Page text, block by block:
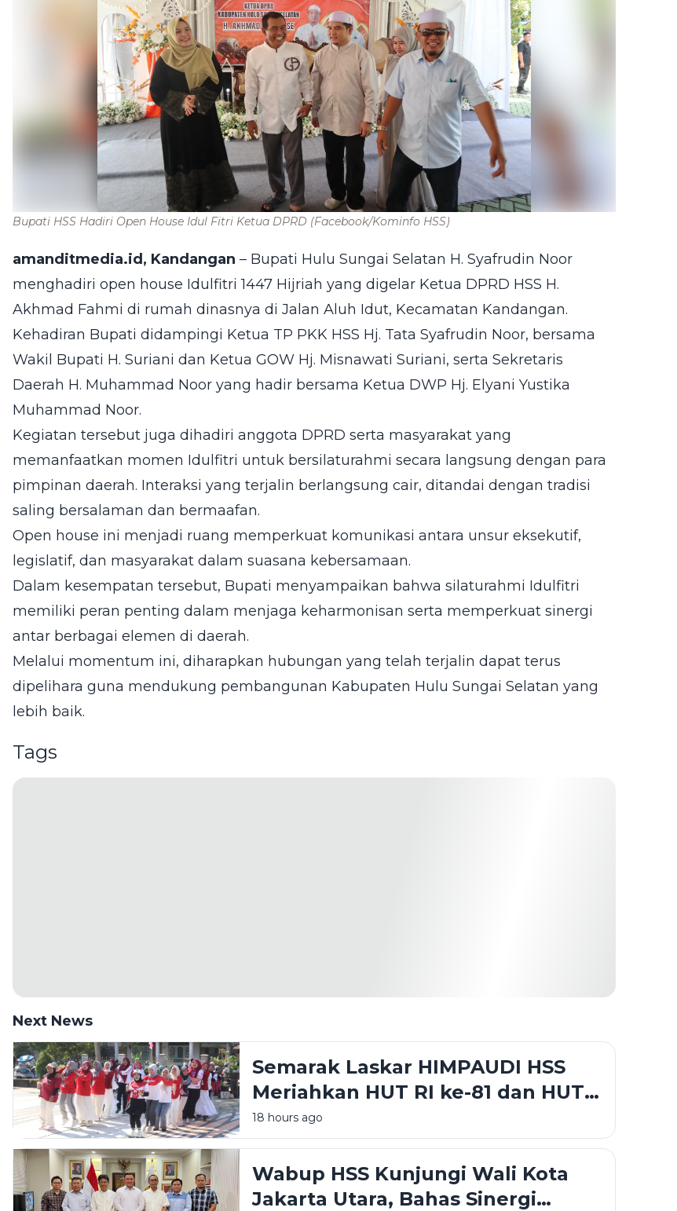
Bupati HSS Hadiri Open House Idul Fitri Ketua DPRD (Facebook/Kominfo HSS)
amanditmedia.id, Kandangan – Bupati Hulu Sungai Selatan H. Syafrudin Noor
menghadiri open house Idulfitri 1447 Hijriah yang digelar Ketua DPRD HSS H.
Akhmad Fahmi di rumah dinasnya di Jalan Aluh Idut, Kecamatan Kandangan.
Kehadiran Bupati didampingi Ketua TP PKK HSS Hj. Tata Syafrudin Noor, bersama
Wakil Bupati H. Suriani dan Ketua GOW Hj. Misnawati Suriani, serta Sekretaris
Daerah H. Muhammad Noor yang hadir bersama Ketua DWP Hj. Elyani Yustika
Muhammad Noor.
Kegiatan tersebut juga dihadiri anggota DPRD serta masyarakat yang
memanfaatkan momen Idulfitri untuk bersilaturahmi secara langsung dengan para
pimpinan daerah. Interaksi yang terjalin berlangsung cair, ditandai dengan tradisi
saling bersalaman dan bermaafan.
Open house ini menjadi ruang memperkuat komunikasi antara unsur eksekutif,
legislatif, dan masyarakat dalam suasana kebersamaan.
Dalam kesempatan tersebut, Bupati menyampaikan bahwa silaturahmi Idulfitri
memiliki peran penting dalam menjaga keharmonisan serta memperkuat sinergi
antar berbagai elemen di daerah.
Melalui momentum ini, diharapkan hubungan yang telah terjalin dapat terus
dipelihara guna mendukung pembangunan Kabupaten Hulu Sungai Selatan yang
lebih baik.
Tags
Next News
Semarak Laskar HIMPAUDI HSS
Meriahkan HUT RI ke-81 dan HUT
HIMPAUDI ke-21
18 hours ago
Wabup HSS Kunjungi Wali Kota
Jakarta Utara, Bahas Sinergi